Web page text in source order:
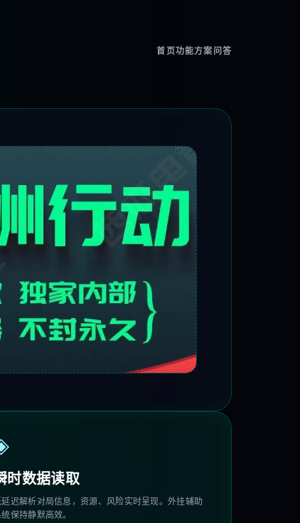
首页功能方案 问答
时数据读取
迟解析对局信息，资源、风险实时呈现。外挂辅助
统保持静默高效。